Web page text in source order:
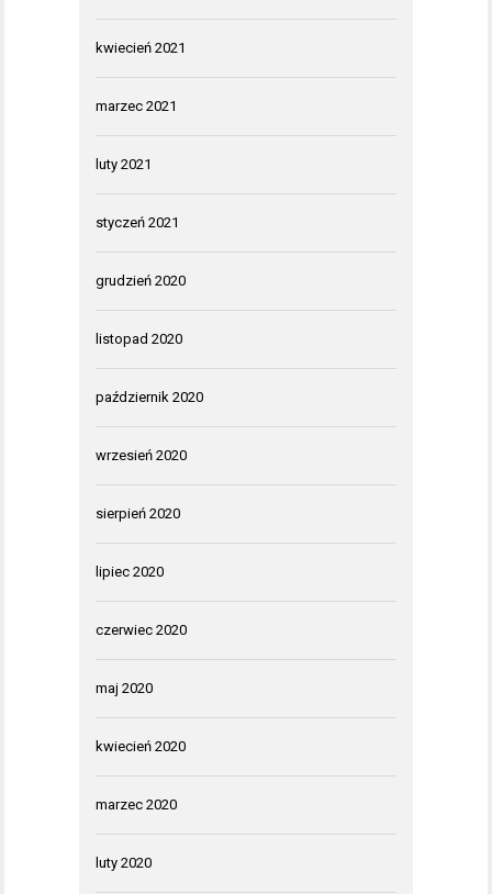
kwiecień 2021
marzec 2021
luty 2021
styczeń 2021
grudzień 2020
listopad 2020
październik 2020
wrzesień 2020
sierpień 2020
lipiec 2020
czerwiec 2020
maj 2020
kwiecień 2020
marzec 2020
luty 2020